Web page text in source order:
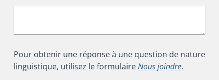
Pour obtenir une réponse à une question de nature
linguistique, utilisez le formulaireNous joindre.